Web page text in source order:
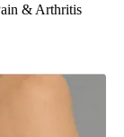
& Arthritis